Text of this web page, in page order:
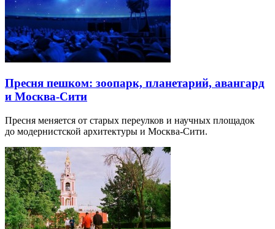
Пресня пешком: зоопарк, планетарий, авангард
и Москва-Сити
Пресня меняется от старых переулков и научных площадок
до модернистской архитектуры и Москва-Сити.